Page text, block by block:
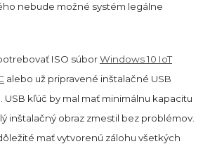
nebude možné systém legálne
ISO súborWindows 10 IoT
alebo už pripravené inštalačné USB
USB kľúč by mal mať minimálnu kapacitu
inštalačný obraz zmestil bez problémov.
mať vytvorenú zálohu všetkých